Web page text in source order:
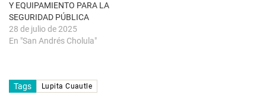
Y EQUIPAMIENTO PARA LA
SEGURIDAD PÚBLICA
28 de julio de 2025
En "San Andrés Cholula"
Tags Lupita Cuautle